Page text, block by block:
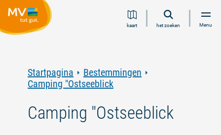
Ga
naar
Ga
naar
Ga
naar
Ga
naar
kaart het zoeken Menu
Startpagina
Bestemmingen
Camping "Ostseeblick
Camping "Ostseeblick